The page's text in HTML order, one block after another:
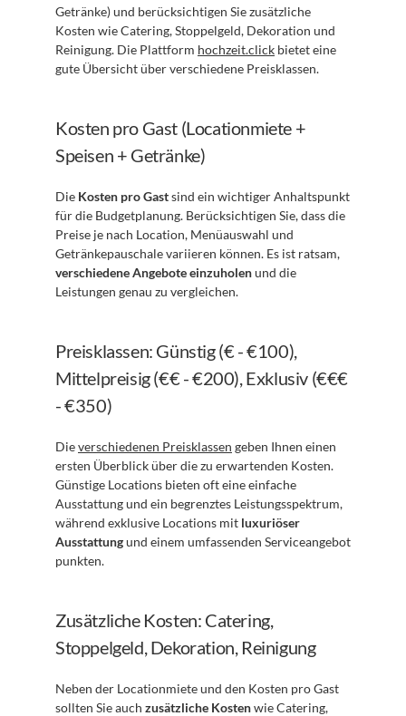
Getränke) und berücksichtigen Sie zusätzliche
Kosten wie Catering, Stoppelgeld, Dekoration und
Reinigung. Die Plattform hochzeit.click bietet eine
gute Übersicht über verschiedene Preisklassen.
Kosten pro Gast (Locationmiete +
Speisen + Getränke)
Die Kosten pro Gast sind ein wichtiger Anhaltspunkt
für die Budgetplanung. Berücksichtigen Sie, dass die
Preise je nach Location, Menüauswahl und
verschiedene Angebote einzuholen und die
Leistungen genau zu vergleichen.
Preisklassen: Günstig (€ - €100),
Mittelpreisig (€€ - €200), Exklusiv (€€€
- €350)
Die verschiedenen Preisklassen geben Ihnen einen
ersten Überblick über die zu erwartenden Kosten.
Günstige Locations bieten oft eine einfache
Ausstattung und ein begrenztes Leistungsspektrum,
während exklusive Locations mit luxuriöser
Ausstattung und einem umfassenden Serviceangebot
punkten.
Zusätzliche Kosten: Catering,
Stoppelgeld, Dekoration, Reinigung
Neben der Locationmiete und den Kosten pro Gast
sollten Sie auch zusätzliche Kosten wie Catering,